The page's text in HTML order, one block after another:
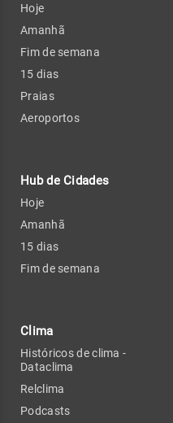
Hoje
Amanhã
Fim de semana
15 dias
Praias
Aeroportos
Hub de Cidades
Hoje
Amanhã
15 dias
Fim de semana
Clima
Históricos de clima -
Dataclima
Relclima
Podcasts